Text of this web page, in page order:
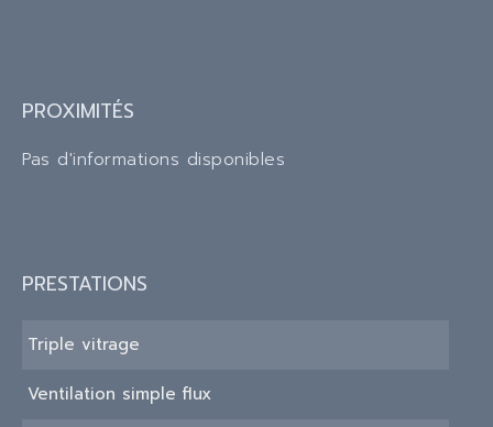
PROXIMITÉS
Pas d'informations disponibles
PRESTATIONS
Triple vitrage
Ventilation simple flux